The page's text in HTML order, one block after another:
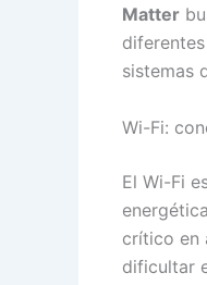
Matter
sistemas
Wi-Fi:
El Wi-Fi
crítico en
dificultar